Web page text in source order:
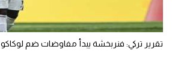
تقرير تركي: فنربخشة يبدأ مفاوضات ضم لوكاكو